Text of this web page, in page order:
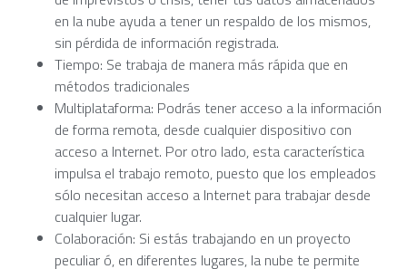
en la nube ayuda a tener un respaldo de los mismos,
sin pérdida de información registrada.
Tiempo: Se trabaja de manera más rápida que en
métodos tradicionales
Multiplataforma: Podrás tener acceso a la información
de forma remota, desde cualquier dispositivo con
acceso a Internet. Por otro lado, esta característica
impulsa el trabajo remoto, puesto que los empleados
sólo necesitan acceso a Internet para trabajar desde
cualquier lugar.
Colaboración: Si estás trabajando en un proyecto
peculiar ó, en diferentes lugares, la nube te permite